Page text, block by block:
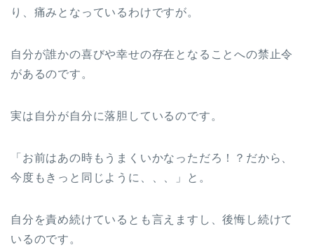
り、痛みとなっているわけですが。
自分が誰かの喜びや幸せの存在となることへの禁止令
があるのです。
実は自分が自分に落胆しているのです。
「お前はあの時もうまくいかなっただろ！？だから、
今度もきっと同じように、、、」と。
自分を責め続けているとも言えますし、後悔し続けて
いるのです。